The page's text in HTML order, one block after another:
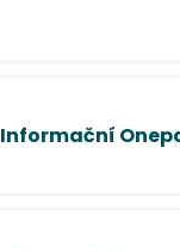
Informační